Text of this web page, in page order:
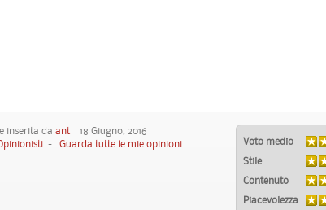
Voto medio
Stile
Contenuto
Piacevolezza
inserita da ant 18 Giugno, 2016
- Guarda tutte le mie opinioni